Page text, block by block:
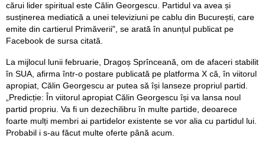
cărui lider spiritual este Călin Georgescu. Partidul va avea și
susținerea mediatică a unei televiziuni pe cablu din București, care
emite din cartierul Primăverii", se arată în anunțul publicat pe
Facebook de sursa citată.
La mijlocul lunii februarie, Dragoș Sprînceană, om de afaceri stabilit
în SUA, afirma într-o postare publicată pe platforma X că, în viitorul
apropiat, Călin Georgescu ar putea să își lanseze propriul partid.
„Predicție: În viitorul apropiat Călin Georgescu își va lansa noul
partid propriu. Va fi un dezechilibru în multe partide, deoarece
foarte mulți membri ai partidelor existente se vor alia cu partidul lui.
Probabil i s-au făcut multe oferte până acum.